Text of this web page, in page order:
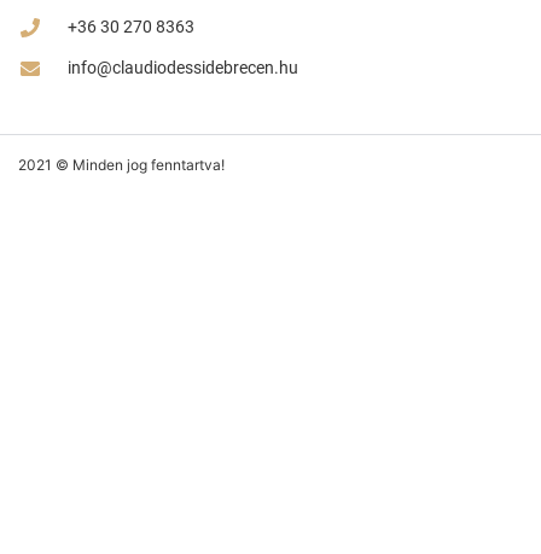
+36 30 270 8363
info@claudiodessidebrecen.hu
2021 © Minden jog fenntartva!